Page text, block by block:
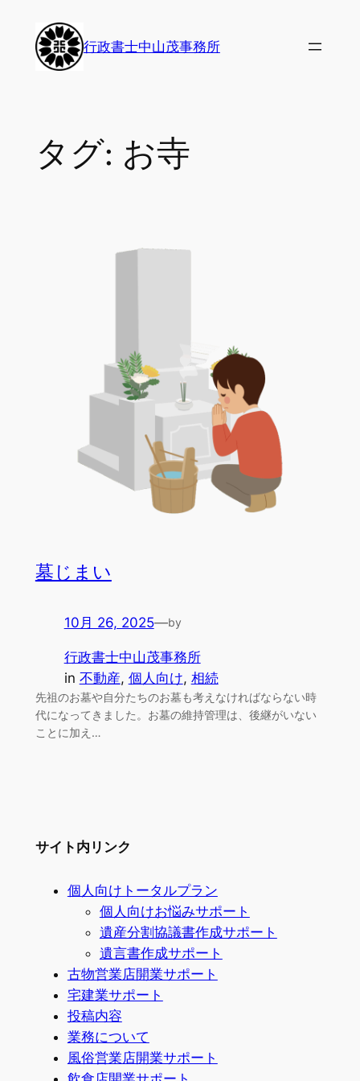
行政書士中山茂事務所
タグ: お寺
墓じまい
10月 26, 2025—by
行政書士中山茂事務所
in 不動産, 個人向け, 相続
先祖のお墓や自分たちのお墓も考えなければならない時
代になってきました。お墓の維持管理は、後継がいない
ことに加え…
サイト内リンク
個人向けトータルプラン
個人向けお悩みサポート
遺産分割協議書作成サポート
遺言書作成サポート
古物営業店開業サポート
宅建業サポート
投稿内容
業務について
風俗営業店開業サポート